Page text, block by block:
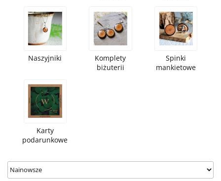
Naszyjniki
Komplety
biżuterii
Spinki
mankietowe
Karty
podarunkowe